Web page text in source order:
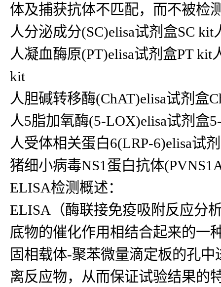
体及捕获抗体不匹配，而不被检
人分泌成分(SC)elisa试剂盒SC
人凝血酶原(PT)elisa试剂盒PT kit
kit
人胆碱转移酶(ChAT)elisa试剂盒
人5脂加氧酶(5-LOX)elisa试剂盒
人受体相关蛋白6(LRP-6)elisa试
猪细小病毒NS1蛋白抗体
ELISA检测概述：
ELISA（酶联接免疫吸附反应分
底物的催化作用相结合起来的一
固相载体-聚苯微量滴定板的孔
离反应物，从而保证试验结果的